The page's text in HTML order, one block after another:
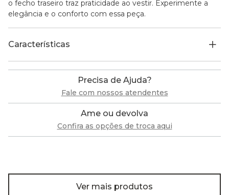
o fecho traseiro traz praticidade ao vestir. Experimente a
elegância e o conforto com essa peça.
Características
Precisa de Ajuda?
Fale com nossos atendentes
Ame ou devolva
Confira as opções de troca aqui
Ver mais produtos